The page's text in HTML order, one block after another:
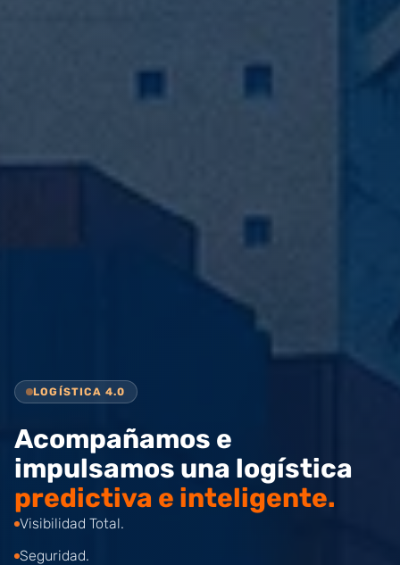
LOGÍSTICA 4.0
Acompañamos e
impulsamos una logística
predictiva e inteligente.
Visibilidad Total.
Seguridad.